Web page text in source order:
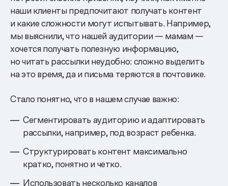
наши клиенты предпочитают получать контент
и какие сложности могут испытывать. Например,
мы выяснили, что нашей аудитории — мамам —
хочется получать полезную информацию,
но читать рассылки неудобно: сложно выделить
на это время, да и письма теряются в почтовике.
Стало понятно, что в нашем случае важно:
Сегментировать аудиторию и адаптировать
рассылки, например, под возраст ребенка.
Структурировать контент максимально
кратко, понятно и четко.
Использовать несколько каналов